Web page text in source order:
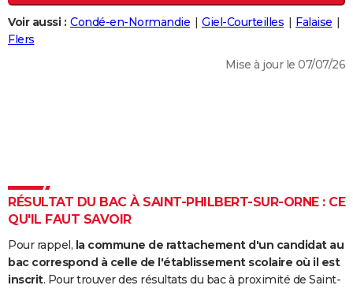
Destinations
City break
Voyage nature
Voyage de noces
Forum
Climat
+
PHOTO
COPAINS D'AVANT
S'inscrire
Se connecter
Lycées
Collèges
Primaires
Universités
Entreprises
Service militaire
Avis de recherche
AVIS DE DÉCÈS
FORUM
Voir aussi : Condé-en-Normandie Giel-Courteilles
Falaise
Flers
Mise à jour le 07/07/26
RÉSULTAT DU BAC À SAINT-PHILBERT-SUR-ORNE : CE
QU'IL FAUT SAVOIR
Pour rappel, la commune de rattachement d'un candidat au
bac correspond à celle de l'établissement scolaire où il est
inscrit. Pour trouver des résultats du bac à proximité de Saint-